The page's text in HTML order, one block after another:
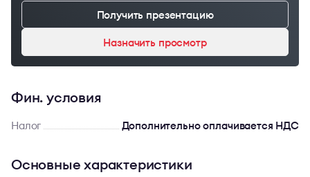
Получить презентацию
Назначить просмотр
Фин. условия
Налог Дополнительно оплачивается НДС
Основные характеристики